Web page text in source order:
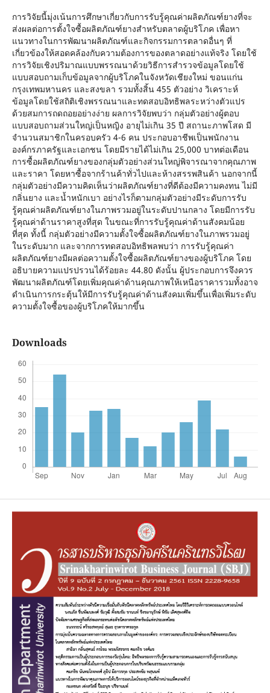
การวิจัยนี้มุ่งเน้นการศึกษาเกี่ยวกับการรับรู้คุณค่าผลิตภัณฑ์ยางที่จะ
ส่งผลต่อการตั้งใจซื้อผลิตภัณฑ์ยางสำหรับตลาดผู้บริโภค เพื่อหา
แนวทางในการพัฒนาผลิตภัณฑ์และกิจกรรมการตลาดอื่นๆ ที่
เกี่ยวข้องให้สอดคล้องกับความต้องการของตลาดอย่างแท้จริง โดยใช้
การวิจัยเชิงปริมาณแบบพรรณนาด้วยวิธีการสำรวจข้อมูลโดยใช้
แบบสอบถามเก็บข้อมูลจากผู้บริโภคในจังหวัดเชียงใหม่ ขอนแก่น
กรุงเทพมหานคร และสงขลา รวมทั้งสิ้น 455 ตัวอย่าง วิเคราะห์
ข้อมูลโดยใช้สถิติเชิงพรรณนาและทดสอบอิทธิพลระหว่างตัวแปร
ด้วยสมการถดถอยอย่างง่าย ผลการวิจัยพบว่า กลุ่มตัวอย่างผู้ตอบ
แบบสอบถามส่วนใหญ่เป็นหญิง อายุไม่เกิน 35 ปี สถานะภาพโสด มี
จำนวนสมาชิกในครอบครัว 4-6 คน ประกอบอาชีพเป็นพนักงาน
องค์กรภาครัฐและเอกชน โดยมีรายได้ไม่เกิน 25,000 บาทต่อเดือน
การซื้อผลิตภัณฑ์ยางของกลุ่มตัวอย่างส่วนใหญ่พิจารณาจากคุณภาพ
และราคา โดยหาซื้อจากร้านค้าทั่วไปและห้างสรรพสินค้า นอกจากนี้
กลุ่มตัวอย่างมีความคิดเห็นว่าผลิตภัณฑ์ยางที่ดีต้องมีความคงทน ไม่มี
กลิ่นยาง และน้ำหนักเบา อย่างไรก็ตามกลุ่มตัวอย่างมีระดับการรับ
รู้คุณค่าผลิตภัณฑ์ยางในภาพรวมอยู่ในระดับปานกลาง โดยมีการรับ
รู้คุณค่าด้านราคาสูงที่สุด ในขณะที่การรับรู้คุณค่าด้านสังคมน้อย
ที่สุด ทั้งนี้ กลุ่มตัวอย่างมีความตั้งใจซื้อผลิตภัณฑ์ยางในภาพรวมอยู่
ในระดับมาก และจากการทดสอบอิทธิพลพบว่า การรับรู้คุณค่า
ผลิตภัณฑ์ยางมีผลต่อความตั้งใจซื้อผลิตภัณฑ์ยางของผู้บริโภค โดย
อธิบายความแปรปรวนได้ร้อยละ 44.80 ดังนั้น ผู้ประกอบการจึงควร
พัฒนาผลิตภัณฑ์โดยเพิ่มคุณค่าด้านคุณภาพให้เหนือราคารวมทั้งอาจ
ดำเนินการกระตุ้นให้มีการรับรู้คุณค่าด้านสังคมเพิ่มขึ้นเพื่อเพิ่มระดับ
ความตั้งใจซื้อของผู้บริโภคให้มากขึ้น
Downloads